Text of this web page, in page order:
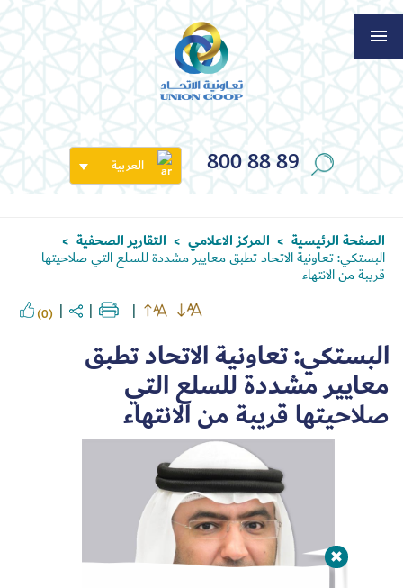
800 88 89 العربية
الصفحة الرئيسية > المركز الاعلامي > التقارير الصحفية >
البستكي: تعاونية الاتحاد تطبق معايير مشددة للسلع التي صلاحيتها
قريبة من الانتهاء
(0)
البستكي: تعاونية الاتحاد تطبق
معايير مشددة للسلع التي
صلاحيتها قريبة من الانتهاء
Set Youtube Channel ID